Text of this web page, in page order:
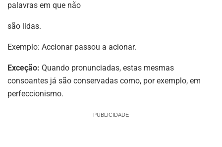
palavras em que não
são lidas.
Exemplo: Accionar passou a acionar.
Exceção: Quando pronunciadas, estas mesmas
consoantes já são conservadas como, por exemplo, em
perfeccionismo.
PUBLICIDADE